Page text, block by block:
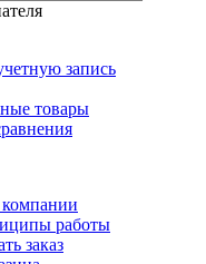
запись
товары
работы
заказ